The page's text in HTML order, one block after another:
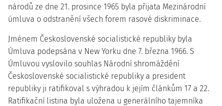
národů ze dne 21. prosince 1965 byla přijata Mezinárodní
úmluva o odstranění všech forem rasové diskriminace.
Jménem Československé socialistické republiky byla
Úmluva podepsána v New Yorku dne 7. března 1966. S
Úmluvou vyslovilo souhlas Národní shromáždění
Československé socialistické republiky a president
republiky ji ratifikoval s výhradou k jejím článkům 17 a 22.
Ratifikační listina byla uložena u generálního tajemníka